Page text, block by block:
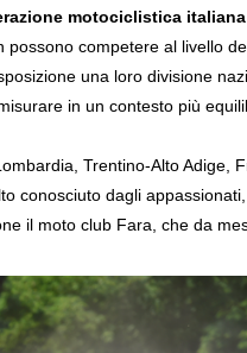
motociclistica
possono competere al livello
una loro divisione
in un contesto più
Trentino-Alto Adige,
conosciuto dagli appassionati,
il moto club Fara, che da